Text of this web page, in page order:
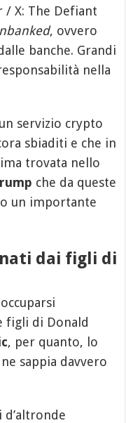
X: The Defiant
, ovvero
banche. Grandi
nella
servizio crypto
sbiaditi e che in
trovata nello
che da queste
un importante
dai figli di
figli di Donald
, per quanto, lo
sappia davvero